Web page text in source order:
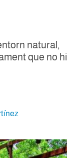
natural,
que no hi